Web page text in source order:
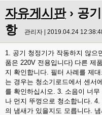
자유게시판› 공
항
관리자 | 2019.04.24
1. 공기 청정기가 작동하지 않으
품은 220V 전용입니다) 다른 제
지 확인합니다. 필터 사례를 제
는 경우는 청소기로드에서 센서
를 확인하십시오. 3. 소음이 너
나 먼지 뚜껑으로 청소합니다.
의 냄새가 있을지도 모릅니다.